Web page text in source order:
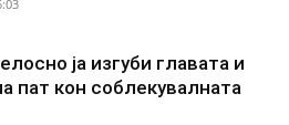
ја изгуби главата и
пат кон соблекувалната